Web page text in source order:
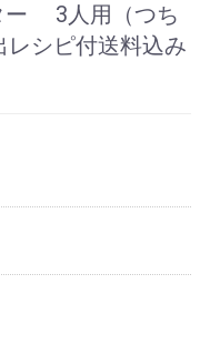
ー 3人用（つち
シピ付送料込み